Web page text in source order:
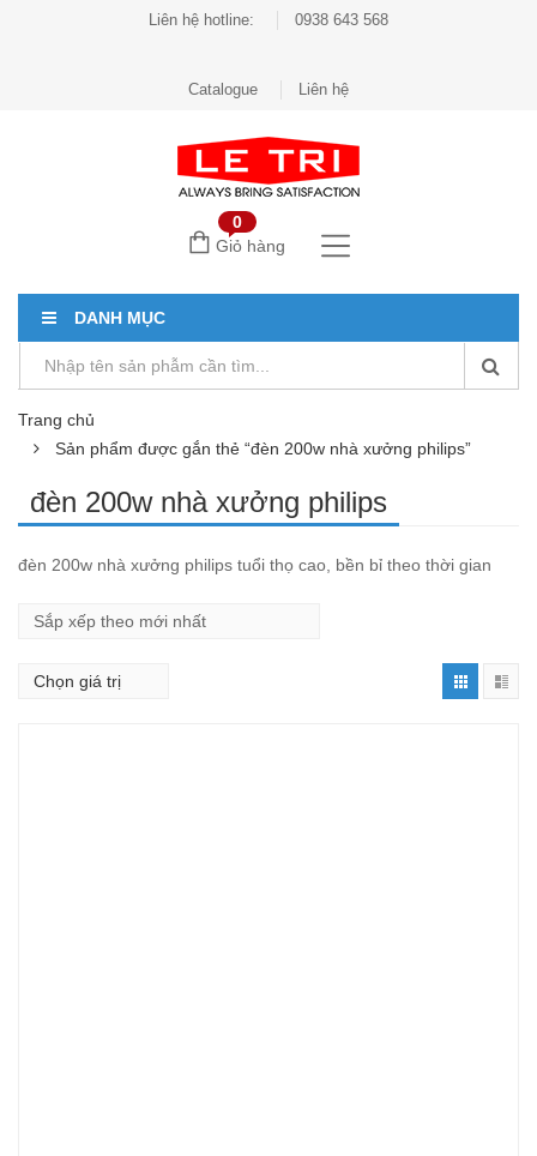
Liên hệ hotline: 0938 643 568
Catalogue Liên hệ
0
Giỏ hàng
DANH MỤC
Trang chủ
Sản phẩm được gắn thẻ “đèn 200w nhà xưởng philips”
đèn 200w nhà xưởng philips
đèn 200w nhà xưởng philips tuổi thọ cao, bền bỉ theo thời gian